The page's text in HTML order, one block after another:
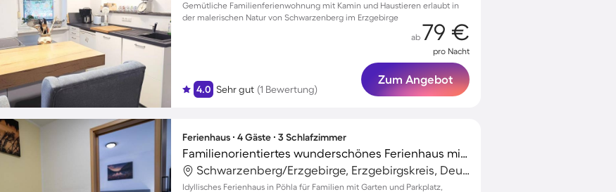
Gemütliche Familienferienwohnung mit Kamin und Haustieren erlaubt in
der malerischen Natur von Schwarzenberg im Erzgebirge
4.0 Sehr gut (1 Bewertung)
ab 79 €
pro Nacht
Zum Angebot
Ferienhaus ∙ 4 Gäste ∙ 3 Schlafzimmer
Familienorientiertes wunderschönes Ferienhaus mit Garten, Terrasse und Grill | Gartenblick | Haustiere erlaubt
Schwarzenberg/Erzgebirge, Erzgebirgskreis, Deutschland
Idyllisches Ferienhaus in Pöhla für Familien mit Garten und Parkplatz,